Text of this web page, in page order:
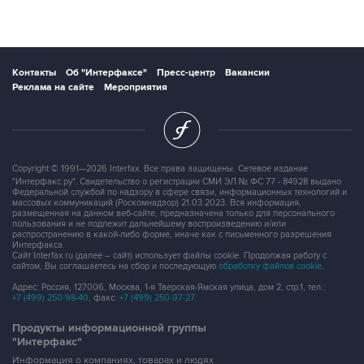
Контакты Об "Интерфаксе" Пресс-центр
Вакансии
Реклама на сайте
Мероприятия
Copyright © 1991—2026 Interfax. Все права защищены. Сетевое издание
"Интерфакс.ру". Свидетельство о регистрации СМИ ЭЛ № ФС 77 - 84928 выдано
Федеральной службой по надзору в сфере связи, информационных технологий и
массовых коммуникаций (Роскомнадзор) 21.03.2023. Вся информация,
размещенная на данном веб-сайте, предназначена только для персонального
пользования и не подлежит дальнейшему воспроизведению и/или
распространению в какой-либо форме, иначе как с письменного разрешения
Интерфакса.
Сайт Interfax.ru (далее – сайт) использует файлы cookie. Продолжая работу с
сайтом, Вы соглашаетесь на сбор и последующую обработку файлов cookie
Адрес: Россия, 127006, Москва, 1-я Тверская-Ямская улица, дом 2, стр.1, тел.:
+7 (499) 250-98-40 , факс: +7 (499) 250-97-27
Продукты информационной группы
"Интерфакс"
Информация о компаниях, товарах и людях